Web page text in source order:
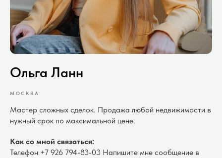
Ольга Ланн
МОСКВА
Мастер сложных сделок. Продажа любой недвижимости в
нужный срок по максимальной цене.
Как со мной связаться:
Телефон +7 926 794-83-03 Напишите мне сообщение в